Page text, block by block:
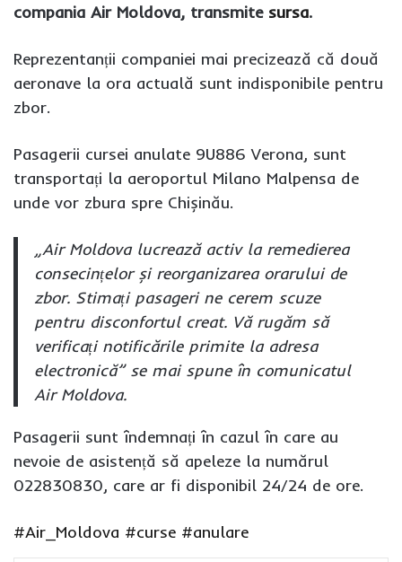
compania Air Moldova, transmite sursa.
Reprezentanții companiei mai precizează că două
aeronave la ora actuală sunt indisponibile pentru
zbor.
Pasagerii cursei anulate 9U886 Verona, sunt
transportați la aeroportul Milano Malpensa de
unde vor zbura spre Chișinău.
„Air Moldova lucrează activ la remedierea
consecințelor și reorganizarea orarului de
zbor. Stimați pasageri ne cerem scuze
pentru disconfortul creat. Vă rugăm să
verificați notificările primite la adresa
electronică” se mai spune în comunicatul
Air Moldova.
Pasagerii sunt îndemnați în cazul în care au
nevoie de asistență să apeleze la numărul
022830830, care ar fi disponibil 24/24 de ore.
#Air_Moldova #curse #anulare